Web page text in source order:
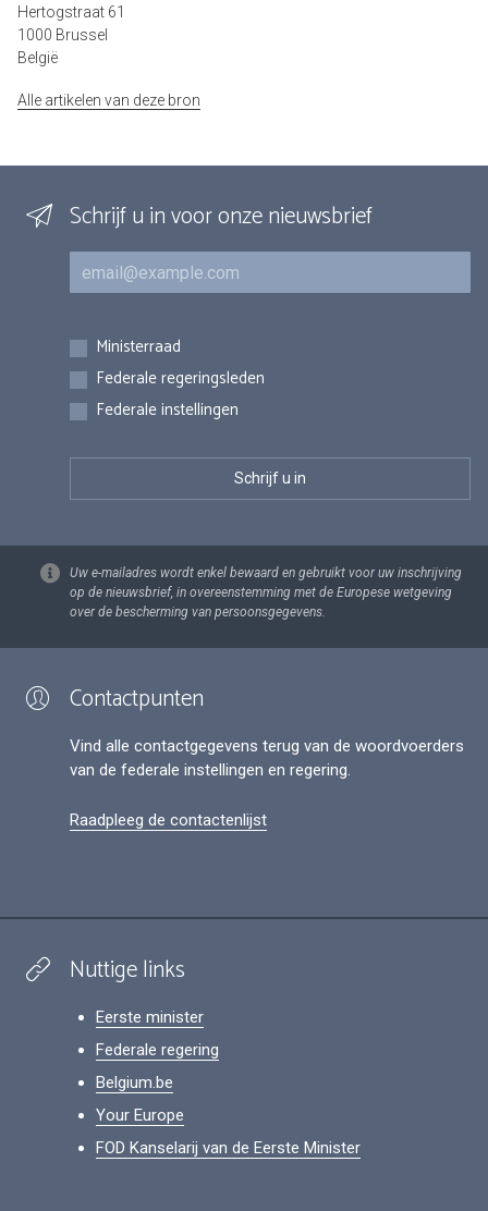
Hertogstraat 61
1000 Brussel
België
Alle artikelen van deze bron
Schrijf u in voor onze nieuwsbrief
E-mail
Inschrijvingen
Ministerraad
Federale regeringsleden
Federale instellingen
Uw e-mailadres wordt enkel bewaard en gebruikt voor uw inschrijving
op de nieuwsbrief, in overeenstemming met de Europese wetgeving
over de bescherming van persoonsgegevens.
Contactpunten
Vind alle contactgegevens terug van de woordvoerders
van de federale instellingen en regering.
Raadpleeg de contactenlijst
Nuttige links
Eerste minister
Federale regering
Belgium.be
Your Europe
FOD Kanselarij van de Eerste Minister